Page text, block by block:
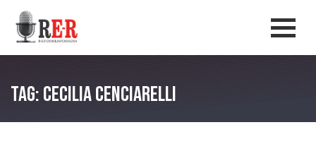
Salta al contenuto principale
Tag: Cecilia Cenciarelli